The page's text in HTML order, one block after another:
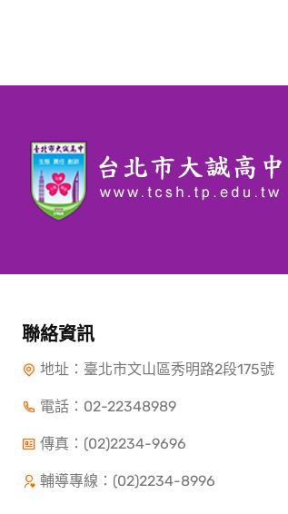
聯絡資訊
地址：臺北市文山區秀明路2段175號
電話： 02-22348989
傳真：(02)2234-9696
輔導專線：(02)2234-8996